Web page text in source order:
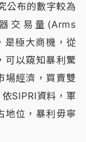
公布的數字較為
交易量(Arms
極大商機，從
以窺知暴利驚
場經濟，買賣雙
SIPRI資料，軍
地位，暴利毋寧